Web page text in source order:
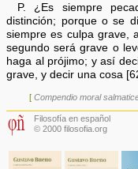
P. ¿Es siempre
distinción; porque o se
siempre es culpa grave,
segundo será grave o
haga al prójimo; y así
grave, y decir una cosa
[ Compendio moral
Filosofía en español
© 2000 filosofia.org